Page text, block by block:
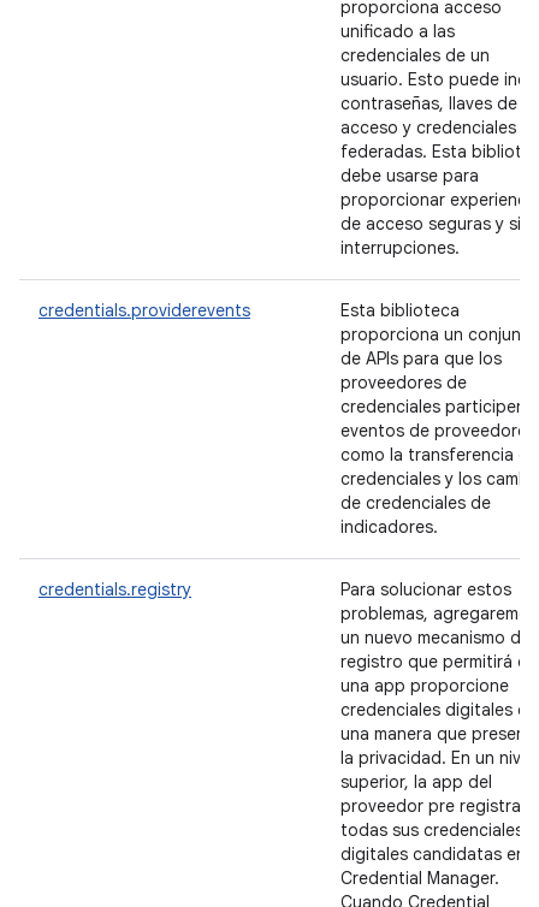
proporciona acceso
unificado a las
credenciales de un
usuario. Esto puede
contraseñas, llaves de
acceso y credenciales
federadas. Esta
debe usarse para
proporcionar
de acceso seguras y sin
interrupciones.
credentials.providerevents
Esta biblioteca
proporciona un conjunto
de APIs para que los
proveedores de
credenciales participen
eventos de proveedores,
como la transferencia de
credenciales y los
de credenciales de
indicadores.
credentials.registry
Para solucionar estos
problemas, agregaremos
un nuevo mecanismo de
registro que permitirá
una app proporcione
credenciales digitales de
una manera que preserve
la privacidad. En un nivel
superior, la app del
proveedor pre registrará
todas sus credenciales
digitales candidatas en
Credential Manager.
Cuando Credential